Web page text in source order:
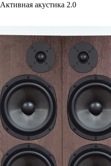
Активная акустика 2.0